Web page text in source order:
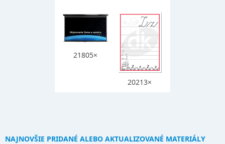
21805×
20213×
NAJNOVŠIE PRIDANÉ ALEBO AKTUALIZOVANÉ MATERIÁLY